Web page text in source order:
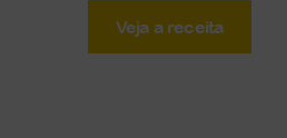
Veja a receita